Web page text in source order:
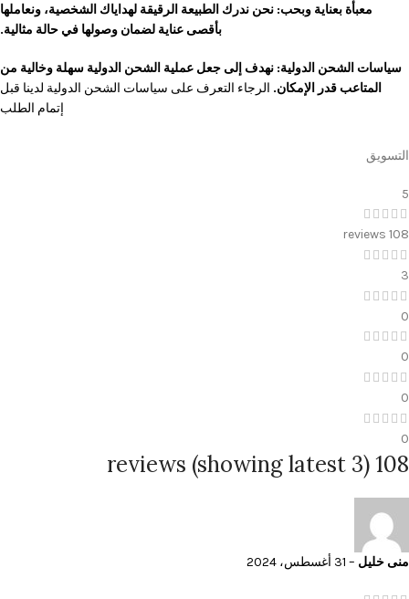
معبأة بعناية وبحب: نحن ندرك الطبيعة الرقيقة لهداياك الشخصية، ونعاملها
بأقصى عناية لضمان وصولها في حالة مثالية.
سياسات الشحن الدولية: نهدف إلى جعل عملية الشحن الدولية سهلة وخالية من
المتاعب قدر الإمكان. الرجاء التعرف على سياسات الشحن الدولية لدينا قبل
إتمام الطلب
التسويق
5
108 reviews
3
0
0
0
0
108 reviews (showing latest 3)
منى خليل – 31 أغسطس، 2024